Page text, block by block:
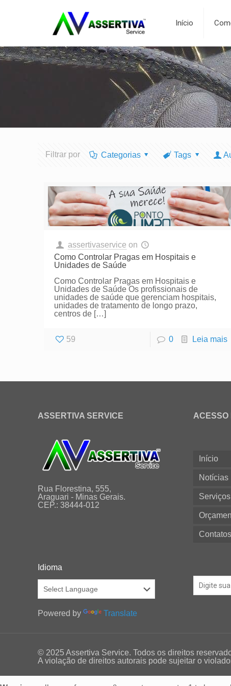
Início
Filtrar por Categorias Tags
assertivaservice on
Como Controlar Pragas em Hospitais e
Unidades de Saúde
Como Controlar Pragas em Hospitais e
Unidades de Saúde Os profissionais de
unidades de saúde que gerenciam hospitais,
unidades de tratamento de longo prazo,
centros de […]
59 0 Leia mais
ASSERTIVA SERVICE
Rua Florestina, 555,
Araguari - Minas Gerais.
CEP.: 38444-012
Idioma
Powered by Translate
ACESSO
Início
Notícias
Serviços
Contatos
© 2025 Assertiva Service. Todos os direitos
A violação de direitos autorais pode sujeitar o